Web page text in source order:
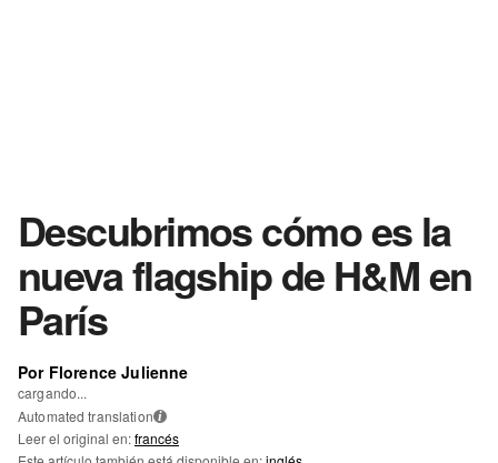
Descubrimos cómo es la
nueva flagship de H&M en
París
Por Florence Julienne
cargando...
Automated translation i
Leer el original en:francés